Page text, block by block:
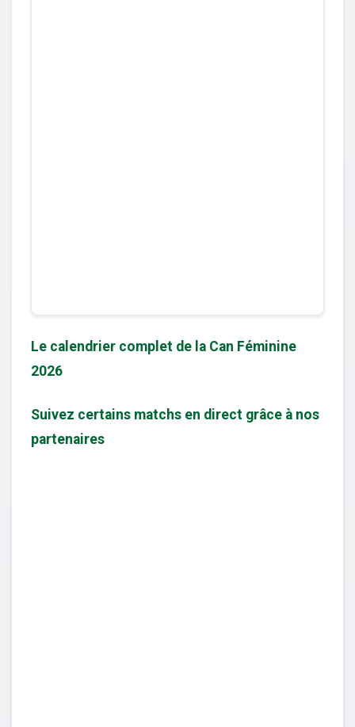
Le calendrier complet de la Can Féminine
2026
Suivez certains matchs en direct grâce à nos
partenaires